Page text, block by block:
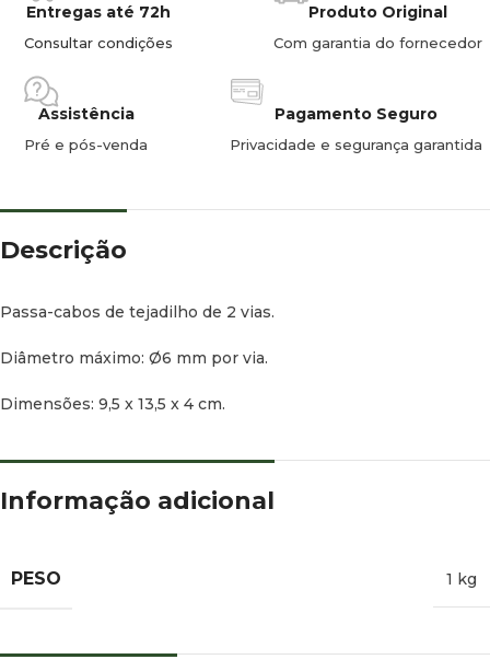
Entregas até 72h
Consultar condições
Produto Original
Com garantia do fornecedor
Assistência
Pré e pós-venda
Pagamento Seguro
Privacidade e segurança garantida
Descrição
Passa-cabos de tejadilho de 2 vias.
Diâmetro máximo: Ø6 mm por via.
Dimensões: 9,5 x 13,5 x 4 cm.
Informação adicional
PESO 1 kg